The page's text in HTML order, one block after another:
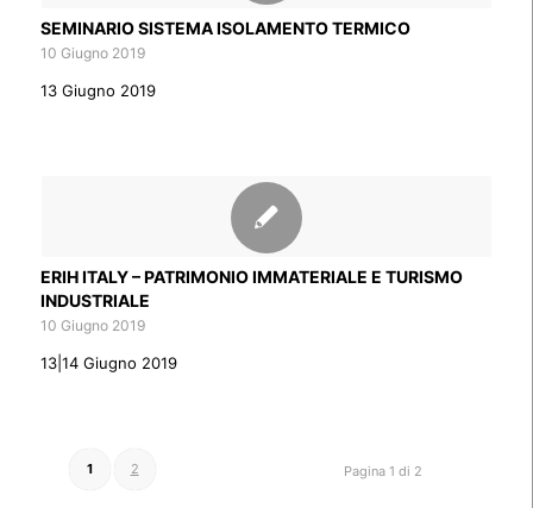
SEMINARIO SISTEMA ISOLAMENTO TERMICO
10 Giugno 2019
13 Giugno 2019
ERIH ITALY – PATRIMONIO IMMATERIALE E TURISMO
INDUSTRIALE
10 Giugno 2019
13|14 Giugno 2019
Pagina 1 di 2
1 2